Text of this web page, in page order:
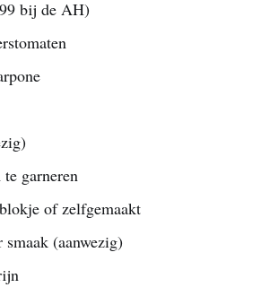
bij de AH)
garneren
of zelfgemaakt
(aanwezig)